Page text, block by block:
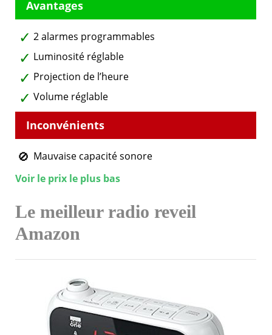
2 alarmes programmables
Luminosité réglable
Projection de l’heure
Volume réglable
Mauvaise capacité sonore
Voir le prix le plus bas
Le meilleur radio reveil
Amazon